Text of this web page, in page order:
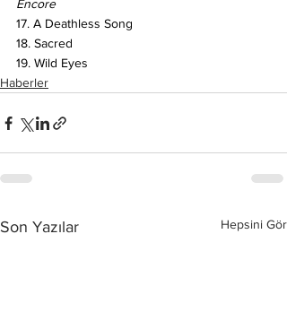
Encore
17. A Deathless Song
18. Sacred
19. Wild Eyes
Haberler
Son Yazılar Hepsini Gör